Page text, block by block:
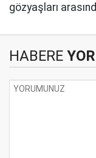
gözyaşları
HABERE